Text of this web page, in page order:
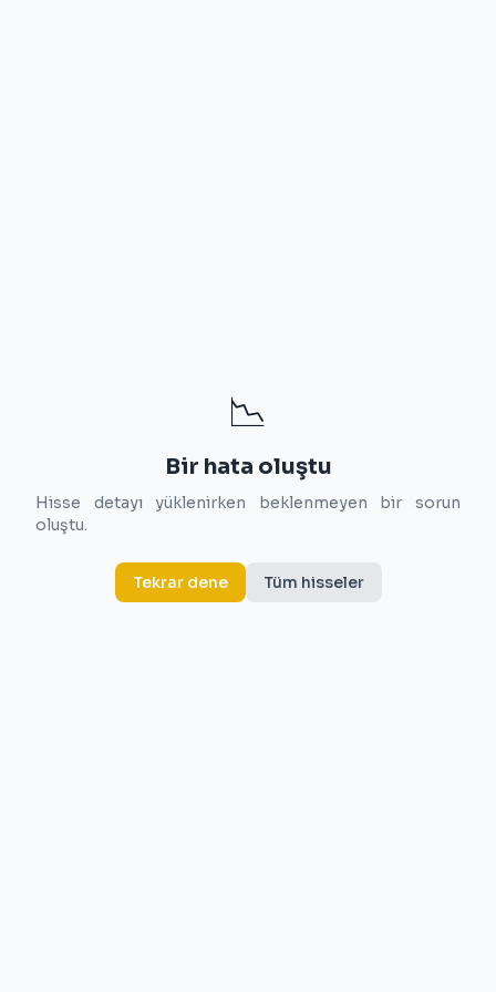
📉
Bir hata oluştu
Hisse detayı yüklenirken beklenmeyen bir sorun
oluştu.
Tekrar dene Tüm hisseler